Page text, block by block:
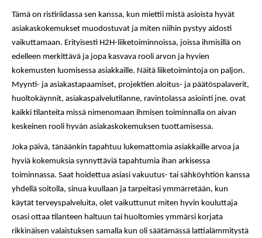
Tämä on ristiriidassa sen kanssa, kun miettii mistä asioista hyvät
asiakaskokemukset muodostuvat ja miten niihin pystyy aidosti
vaikuttamaan. Erityisesti H2H-liiketoiminnoissa, joissa ihmisillä on
edelleen merkittävä ja jopa kasvava rooli arvon ja hyvien
kokemusten luomisessa asiakkaille. Näitä liiketoimintoja on paljon.
Myynti- ja asiakastapaamiset, projektien aloitus- ja päätöspalaverit,
huoltokäynnit, asiakaspalvelutilanne, ravintolassa asiointi jne. ovat
kaikki tilanteita missä nimenomaan ihmisen toiminnalla on aivan
keskeinen rooli hyvän asiakaskokemuksen tuottamisessa.
Joka päivä, tänäänkin tapahtuu lukemattomia asiakkaille arvoa ja
hyviä kokemuksia synnyttäviä tapahtumia ihan arkisessa
toiminnassa. Saat hoidettua asiasi vakuutus- tai sähköyhtiön kanssa
yhdellä soitolla, sinua kuullaan ja tarpeitasi ymmärretään, kun
käytät terveyspalveluita, olet vaikuttunut miten hyvin kouluttaja
osasi ottaa tilanteen haltuun tai huoltomies ymmärsi korjata
rikkinäisen valaistuksen samalla kun oli säätämässä lattialämmitystä